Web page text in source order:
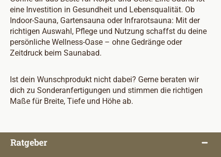
eine Investition in Gesundheit und Lebensqualität. Ob
Indoor-Sauna, Gartensauna oder Infrarotsauna: Mit der
richtigen Auswahl, Pflege und Nutzung schaffst du deine
persönliche Wellness-Oase – ohne Gedränge oder
Zeitdruck beim Saunabad.
Ist dein Wunschprodukt nicht dabei? Gerne beraten wir
dich zu Sonderanfertigungen und stimmen die richtigen
Maße für Breite, Tiefe und Höhe ab.
Ratgeber